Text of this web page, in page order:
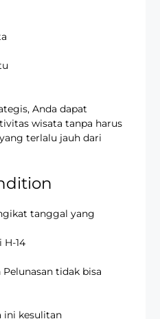
Anda dapat
wisata tanpa harus
terlalu jauh dari
tanggal yang
H-14
Pelunasan tidak bisa
ini kesulitan